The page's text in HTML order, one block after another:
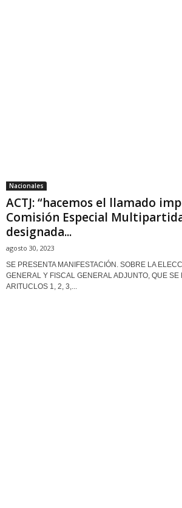
Nacionales
ACTJ: “hacemos el llamado
Comisión Especial
designada...
agosto 30, 2023
SE PRESENTA MANIFESTACIÓN. SOBRE LA
GENERAL Y FISCAL GENERAL ADJUNTO, QUE SE
ARITUCLOS 1, 2, 3,...